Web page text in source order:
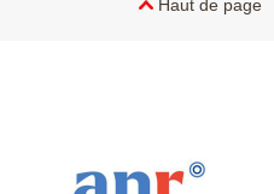
Haut de page